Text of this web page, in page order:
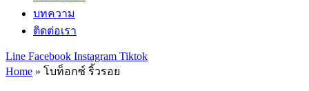
บทความ
ติดต่อเรา
Line Facebook Instagram Tiktok
Home » โบท็อกซ์ ริ้วรอย